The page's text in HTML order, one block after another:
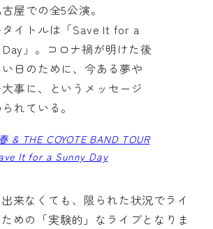
屋での全5公演。
タイトルは「Save It for a
Day」。コロナ禍が明けた後
日のために、今ある夢や
事に、というメッセージ
れている。
& THE COYOTE BAND TOUR
It for a Sunny Day
来なくても、限られた状況でライ
めの「実験的」なライブとなりま